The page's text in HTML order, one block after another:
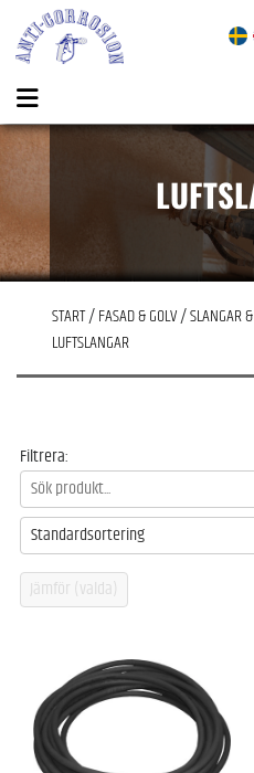
START/FASAD & GOLV/SLANGAR
LUFTSLANGAR
Filtrera:
Standardsortering